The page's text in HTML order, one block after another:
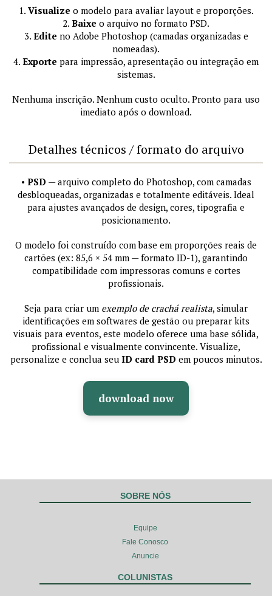
1. Visualize o modelo para avaliar layout e proporções.
2. Baixe o arquivo no formato PSD.
3. Edite no Adobe Photoshop (camadas organizadas e
nomeadas).
4. Exporte para impressão, apresentação ou integração em
sistemas.
Nenhuma inscrição. Nenhum custo oculto. Pronto para uso
imediato após o download.
Detalhes técnicos / formato do arquivo
• PSD — arquivo completo do Photoshop, com camadas
desbloqueadas, organizadas e totalmente editáveis. Ideal
para ajustes avançados de design, cores, tipografia e
posicionamento.
O modelo foi construído com base em proporções reais de
cartões (ex: 85,6 × 54 mm — formato ID-1), garantindo
compatibilidade com impressoras comuns e cortes
profissionais.
Seja para criar um exemplo de crachá realista, simular
identificações em softwares de gestão ou preparar kits
visuais para eventos, este modelo oferece uma base sólida,
profissional e visualmente convincente. Visualize,
personalize e conclua seu ID card PSD em poucos minutos.
download now
SOBRE NÓS
Equipe
Fale Conosco
Anuncie
COLUNISTAS